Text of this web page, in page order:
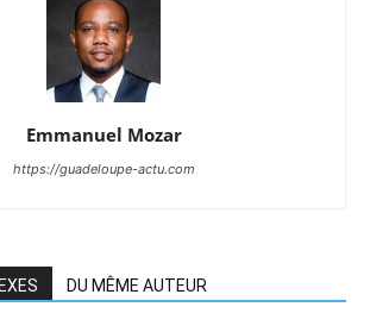
Emmanuel Mozar
https://guadeloupe-actu.com
DU MÊME AUTEUR